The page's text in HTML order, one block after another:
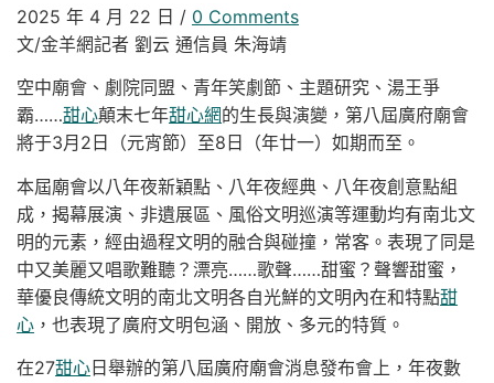
2025 年 4 月 22 日 / 0 Comments
文/金羊網記者 劉云 通信員 朱海靖
空中廟會、劇院同盟、青年笑劇節、主題研究、湯王爭
霸……甜心顛末七年甜心網的生長與演變，第八屆廣府廟會
將于3月2日（元宵節）至8日（年廿一）如期而至。
本屆廟會以八年夜新穎點、八年夜經典、八年夜創意點組
成，揭幕展演、非遺展區、風俗文明巡演等運動均有南北文
明的元素，經由過程文明的融合與碰撞，常客。表現了同是
中又美麗又唱歌難聽？漂亮……歌聲……甜蜜？聲響甜蜜，
華優良傳統文明的南北文明各自光鮮的文明內在和特點甜
心 ，也表現了廣府文明包涵、開放、多元的特質。
在27甜心 日舉辦的第八屆廣府廟會消息發布會上，年夜數